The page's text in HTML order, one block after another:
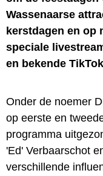
Wassenaarse
kerstdagen en op
speciale
en bekende
Onder de noemer
op eerste en
programma
'Ed' Verbaarschot
verschillende